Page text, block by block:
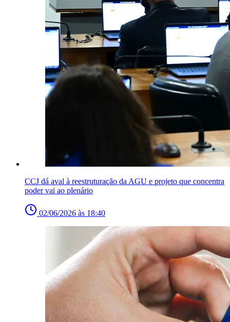
CCJ dá aval à reestruturação da AGU e projeto que concentra
poder vai ao plenário
02/06/2026 às 18:40